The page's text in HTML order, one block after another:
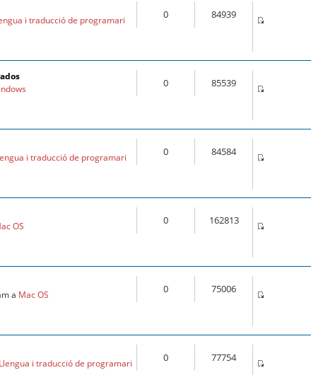
i traducció de programari 0 84939
0 85539
i traducció de programari 0 84584
OS 0 162813
a Mac OS 0 75006
Llengua i traducció de programari 0 77754